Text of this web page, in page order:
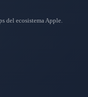
del ecosistema Apple.